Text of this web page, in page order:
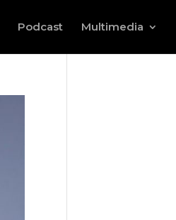
Podcast Multimedia